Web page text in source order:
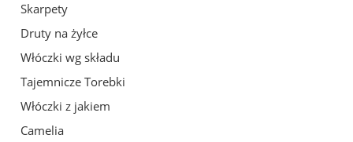
Skarpety
Druty na żyłce
Włóczki wg składu
Tajemnicze Torebki
Włóczki z jakiem
Camelia